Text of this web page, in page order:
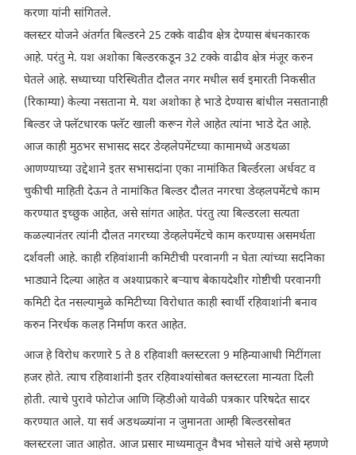
करणा यांनी सांगितले.
क्लस्टर योजने अंतर्गत बिल्डरने 25 टक्के वाढीव क्षेत्र देण्यास बंधनकारक
आहे. परंतु मे. यश अशोका बिल्डरकडून 32 टक्के वाढीव क्षेत्र मंजूर करुन
घेतले आहे. सध्याच्या परिस्थितीत दौलत नगर मधील सर्व इमारती निकसीत
(रिकाम्या) केल्या नसताना मे. यश अशोका हे भाडे देण्यास बांधील नसतानाही
बिल्डर जे फ्लॅटधारक फ्लॅट खाली करून गेले आहेत त्यांना भाडे देत आहे.
आज काही मुठभर सभासद सदर डेव्हलेपमेंटच्या कामामध्ये अडथळा
आणण्याच्या उद्देशाने इतर सभासदांना एका नामांकित बिर्ल्डरला अर्धवट व
चुकीची माहिती देऊन ते नामांकित बिल्डर दौलत नगरचा डेव्हलपमेंटचे काम
करण्यात इच्छुक आहेत, असे सांगत आहेत. पंरतु त्या बिल्डरला सत्यता
कळल्यानंतर त्यांनी दौलत नगरच्या डेव्हलेपमेंटचे काम करण्यास असमर्थता
दर्शवली आहे. काही रहिवांशानी कमिटीची परवानगी न घेता त्यांच्या सदनिका
भाड्याने दिल्या आहेत व अश्याप्रकारे बऱ्याच बेकायदेशीर गोष्टीची परवानगी
कमिटी देत नसल्यामुळे कमिटीच्या विरोधात काही स्वार्थी रहिवाशांनी बनाव
करुन निरर्थक कलह निर्माण करत आहेत.
आज हे विरोध करणारे 5 ते 8 रहिवाशी क्लस्टरला 9 महिन्याआधी मिटींगला
हजर होते. त्याच रहिवाशांनी इतर रहिवाश्यांसोबत क्लस्टरला मान्यता दिली
होती. त्याचे पुरावे फोटोज आणि व्हिडीओ यावेळी पत्रकार परिषदेत सादर
करण्यात आले. या सर्व अडथळ्यांना न जुमानता आम्ही बिल्डरसोबत
क्लस्टरला जात आहोत. आज प्रसार माध्यमातून वैभव भोसले यांचे असे म्हणणे